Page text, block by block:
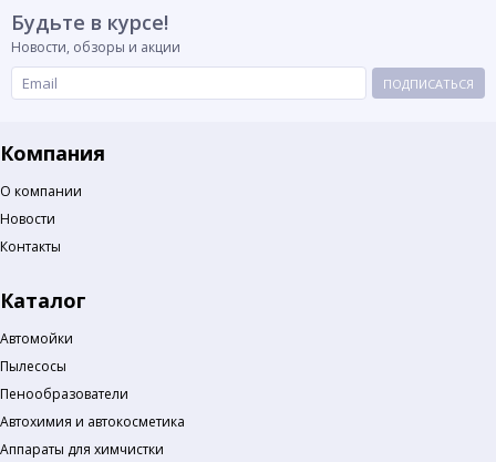
Будьте в курсе!
Новости, обзоры и акции
ПОДПИСАТЬСЯ
Компания
О компании
Новости
Контакты
Каталог
Автомойки
Пылесосы
Пенообразователи
Автохимия и автокосметика
Аппараты для химчистки